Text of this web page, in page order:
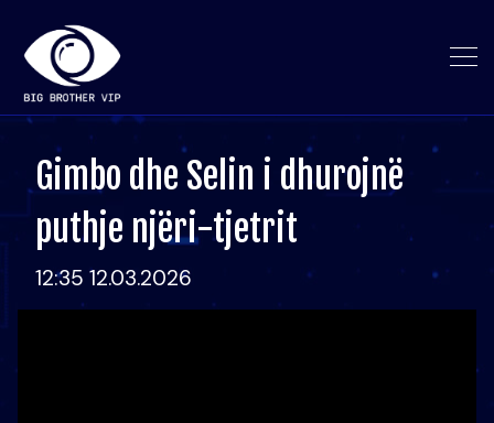
Gimbo dhe Selin i dhurojnë
puthje njëri-tjetrit
12:35 12.03.2026